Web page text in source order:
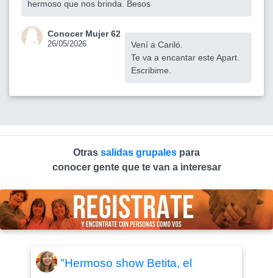
hermoso que nos brinda. Besos
Conocer Mujer 62
26/05/2026
Vení a Cariló.
Te va a encantar este Apart.
Escribime.
Otras salidas grupales para
conocer gente que te van a interesar
"Hermoso show Betita, el